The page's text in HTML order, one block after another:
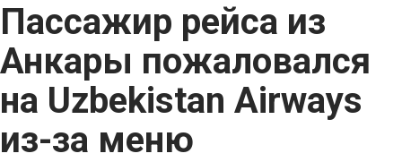
Пассажир рейса из
Анкары пожаловался
на Uzbekistan Airways
из-за меню